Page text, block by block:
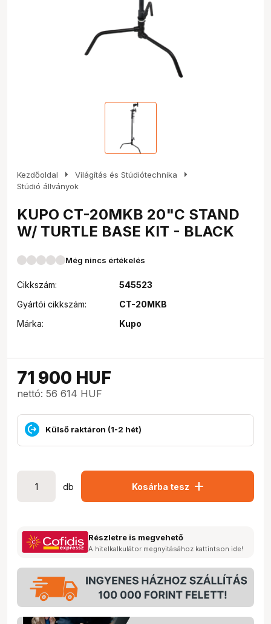
Kezdőoldal arrow_right Világítás és Stúdiótechnika arrow_right
Stúdió állványok
KUPO CT-20MKB 20"C STAND
W/ TURTLE BASE KIT - BLACK
Még nincs értékelés
Cikkszám:
545523
Gyártói cikkszám:
CT-20MKB
Márka:
Kupo
71 900 HUF
nettó: 56 614 HUF
Külső raktáron (1-2 hét)
db Kosárba tesz add
Részletre is megvehető
A hitelkalkulátor megnyitásához kattintson ide!